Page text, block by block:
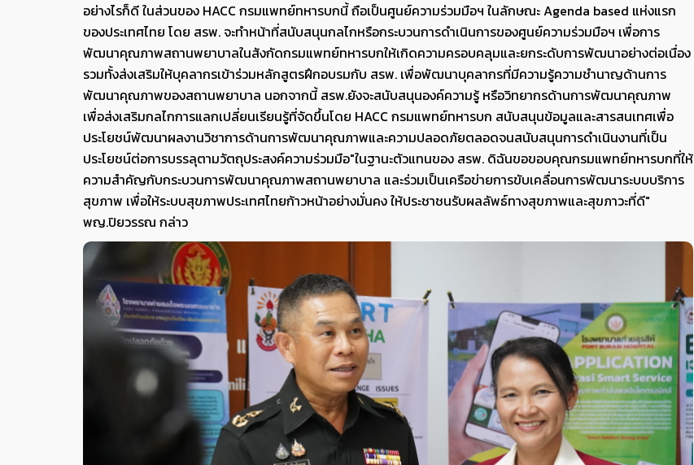
อย่างไรก็ดี ในส่วนของ HACC กรมแพทย์ทหารบกนี้ ถือเป็นศูนย์ความร่วมมือฯ ในลักษณะ Agenda based แห่งแรก
ของประเทศไทย โดย สรพ. จะทำหน้าที่สนับสนุนกลไกหรือกระบวนการดำเนินการของศูนย์ความร่วมมือฯ เพื่อการ
พัฒนาคุณภาพสถานพยาบาลในสังกัดกรมแพทย์ทหารบกให้เกิดความครอบคลุมและยกระดับการพัฒนาอย่างต่อเนื่อง
รวมทั้งส่งเสริมให้บุคลากรเข้าร่วมหลักสูตรฝึกอบรมกับ สรพ. เพื่อพัฒนาบุคลากรที่มีความรู้ความชำนาญด้านการ
พัฒนาคุณภาพของสถานพยาบาล นอกจากนี้ สรพ.ยังจะสนับสนุนองค์ความรู้ หรือวิทยากรด้านการพัฒนาคุณภาพ
เพื่อส่งเสริมกลไกการแลกเปลี่ยนเรียนรู้ที่จัดขึ้นโดย HACC กรมแพทย์ทหารบก สนับสนุนข้อมูลและสารสนเทศเพื่อ
ประโยชน์พัฒนาผลงานวิชาการด้านการพัฒนาคุณภาพและความปลอดภัยตลอดจนสนับสนุนการดำเนินงานที่เป็น
ประโยชน์ต่อการบรรลุตามวัตถุประสงค์ความร่วมมือ"ในฐานะตัวแทนของ สรพ. ดิฉันขอขอบคุณกรมแพทย์ทหารบกที่ให้
ความสำคัญกับกระบวนการพัฒนาคุณภาพสถานพยาบาล และร่วมเป็นเครือข่ายการขับเคลื่อนการพัฒนาระบบบริการ
สุขภาพ เพื่อให้ระบบสุขภาพประเทศไทยก้าวหน้าอย่างมั่นคง ให้ประชาชนรับผลลัพธ์ทางสุขภาพและสุขภาวะที่ดี"
พญ.ปิยวรรณ กล่าว